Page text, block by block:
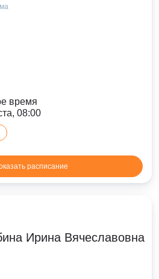
время
08:00
расписание
Ирина Вячеславовна